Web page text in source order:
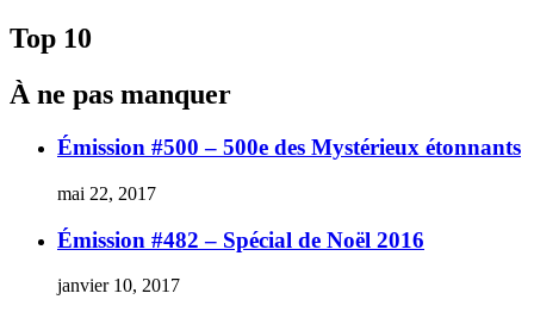
Top 10
À ne pas manquer
Émission #500 – 500e des Mystérieux étonnants
mai 22, 2017
Émission #482 – Spécial de Noël 2016
janvier 10, 2017